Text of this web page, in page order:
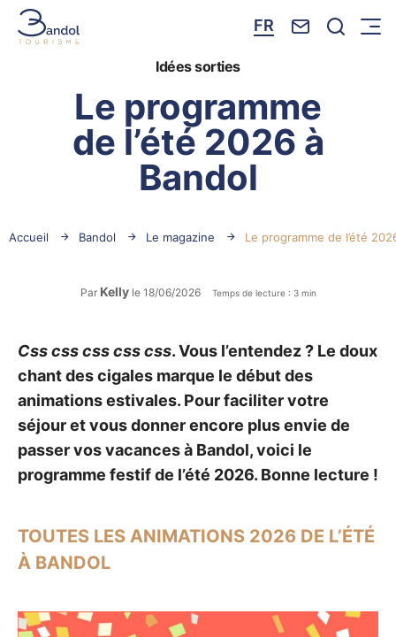
FR Nous Je
Menu
Idées sorties
Le programme
de l’été 2026 à
Bandol
Accueil Bandol Le magazine Le programme de l’été
Par Kellyle 18/06/2026 Temps de lecture : 3 min
Css css css css css. Vous l’entendez ? Le doux
chant des cigales marque le début des
animations estivales. Pour faciliter votre
séjour et vous donner encore plus envie de
passer vos vacances à Bandol, voici le
programme festif de l’été 2026. Bonne lecture !
TOUTES LES ANIMATIONS 2026 DE L’ÉTÉ
À BANDOL